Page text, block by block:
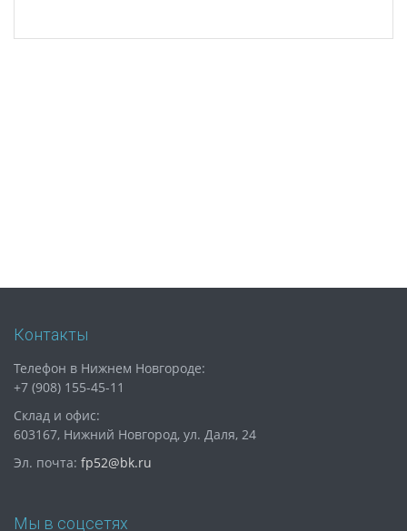
Контакты
Телефон в Нижнем Новгороде:
+7 (908) 155-45-11
Склад и офис:
603167, Нижний Новгород, ул. Даля, 24
Эл. почта: fp52@bk.ru
Мы в соцсетях